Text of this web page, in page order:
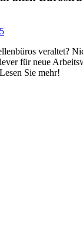
veraltet?
für neue
Sie mehr!